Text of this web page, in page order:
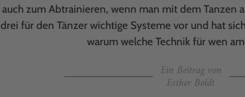
auch zum Abtrainieren, wenn man mit dem Tanzen
drei für den Tänzer wichtige Systeme vor und hat
warum welche Technik für wen
Ein Beitrag von
Esther Boldt